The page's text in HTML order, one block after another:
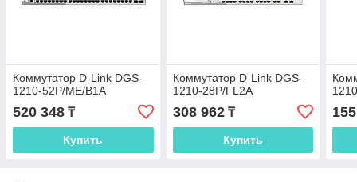
Коммутатор D-Link DGS-
1210-52P/ME/B1A
520 348 ₸
Купить
Коммутатор D-Link DGS-
1210-28P/FL2A
308 962₸
Купить